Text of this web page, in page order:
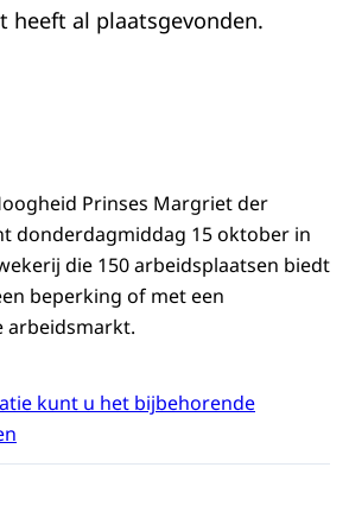
heeft al plaatsgevonden.
Prinses Margriet der
donderdagmiddag 15 oktober in
die 150 arbeidsplaatsen biedt
beperking of met een
arbeidsmarkt.
kunt u het bijbehorende